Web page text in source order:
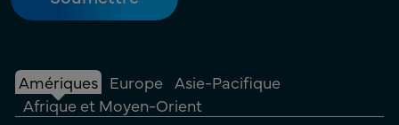
Amériques Europe Asie-Pacifique
Afrique et Moyen-Orient